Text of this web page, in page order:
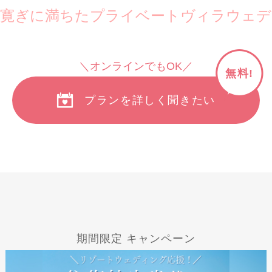
ぎに満ちたプライベートヴィラウェ
＼オンラインでもOK／
プランを詳しく聞きたい
無料!
期間限定 キャンペーン